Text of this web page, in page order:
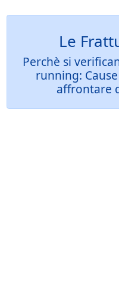
Le
Perchè si
running:
affrontare